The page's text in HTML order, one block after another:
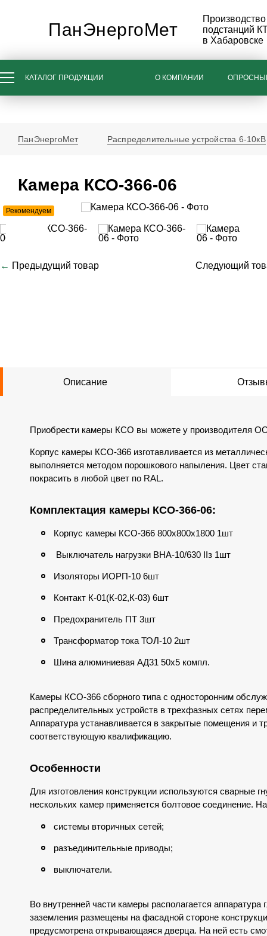
ПанЭнергоМет
подстанций
в Хабаровске
КАТАЛОГ ПРОДУКЦИИ О КОМПАНИИ
ПанЭнергоМет Распределительные устройства 6-10кВ
Камера КСО-366-06
Рекомендуем
← Предыдущий товар Следующий
Описание
Приобрести камеры КСО вы можете у производителя
Корпус камеры КСО-366 изготавливается из
выполняется методом порошкового напыления. Цвет
покрасить в любой цвет по RAL.
Комплектация камеры КСО-366-06:
Корпус камеры КСО-366 800х800х1800 1шт
Выключатель нагрузки ВНА-10/630 IIз 1шт
Изоляторы ИОРП-10 6шт
Контакт К-01(К-02,К-03) 6шт
Предохранитель ПТ 3шт
Трансформатор тока ТОЛ-10 2шт
Шина алюминиевая АД31 50х5 компл.
Камеры КСО-366 сборного типа с односторонним
распределительных устройств в трехфазных сетях
Аппаратура устанавливается в закрытые помещения и
соответствующую квалификацию.
Особенности
Для изготовления конструкции используются
нескольких камер применяется болтовое соединение.
системы вторичных сетей;
разъединительные приводы;
выключатели.
Во внутренней части камеры располагается
заземления размещены на фасадной стороне
предусмотрена открывающаяся дверца. На ней есть